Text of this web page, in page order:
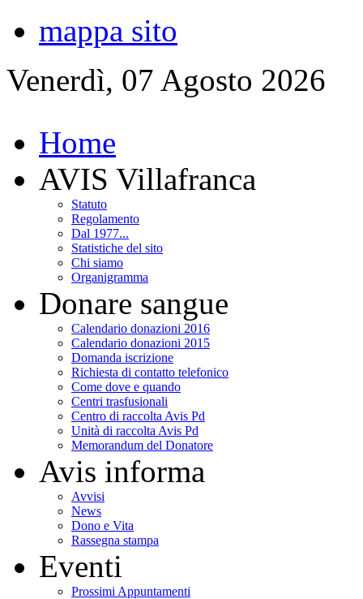
mappa sito
Venerdì, 07 Agosto 2026
Home
AVIS Villafranca
Statuto
Regolamento
Dal 1977...
Statistiche del sito
Chi siamo
Organigramma
Donare sangue
Calendario donazioni 2016
Calendario donazioni 2015
Domanda iscrizione
Richiesta di contatto telefonico
Come dove e quando
Centri trasfusionali
Centro di raccolta Avis Pd
Unità di raccolta Avis Pd
Memorandum del Donatore
Avis informa
Avvisi
News
Dono e Vita
Rassegna stampa
Eventi
Prossimi Appuntamenti